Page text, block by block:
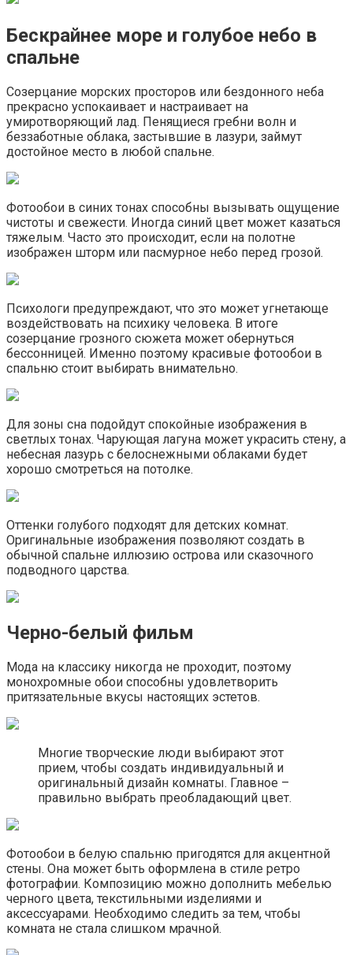
Бескрайнее море и голубое небо в
спальне
Созерцание морских просторов или бездонного неба
прекрасно успокаивает и настраивает на
умиротворяющий лад. Пенящиеся гребни волн и
беззаботные облака, застывшие в лазури, займут
достойное место в любой спальне.
Фотообои в синих тонах способны вызывать ощущение
чистоты и свежести. Иногда синий цвет может казаться
тяжелым. Часто это происходит, если на полотне
изображен шторм или пасмурное небо перед грозой.
Психологи предупреждают, что это может угнетающе
воздействовать на психику человека. В итоге
созерцание грозного сюжета может обернуться
бессонницей. Именно поэтому красивые фотообои в
спальню стоит выбирать внимательно.
Для зоны сна подойдут спокойные изображения в
светлых тонах. Чарующая лагуна может украсить стену, а
небесная лазурь с белоснежными облаками будет
хорошо смотреться на потолке.
Оттенки голубого подходят для детских комнат.
Оригинальные изображения позволяют создать в
обычной спальне иллюзию острова или сказочного
подводного царства.
Черно-белый фильм
Мода на классику никогда не проходит, поэтому
монохромные обои способны удовлетворить
притязательные вкусы настоящих эстетов.
Многие творческие люди выбирают этот
прием, чтобы создать индивидуальный и
оригинальный дизайн комнаты. Главное –
правильно выбрать преобладающий цвет.
Фотообои в белую спальню пригодятся для акцентной
стены. Она может быть оформлена в стиле ретро
фотографии. Композицию можно дополнить мебелью
черного цвета, текстильными изделиями и
аксессуарами. Необходимо следить за тем, чтобы
комната не стала слишком мрачной.